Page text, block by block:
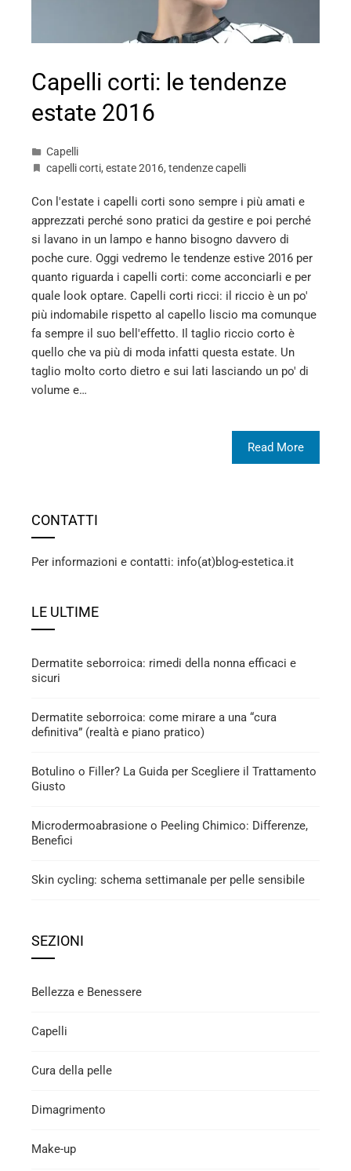
Capelli corti: le tendenze
estate 2016
Capelli
capelli corti, estate 2016, tendenze capelli
Con l'estate i capelli corti sono sempre i più amati e
apprezzati perché sono pratici da gestire e poi perché
si lavano in un lampo e hanno bisogno davvero di
poche cure. Oggi vedremo le tendenze estive 2016 per
quanto riguarda i capelli corti: come acconciarli e per
quale look optare. Capelli corti ricci: il riccio è un po'
più indomabile rispetto al capello liscio ma comunque
fa sempre il suo bell'effetto. Il taglio riccio corto è
quello che va più di moda infatti questa estate. Un
taglio molto corto dietro e sui lati lasciando un po' di
volume e…
Read More
CONTATTI
Per informazioni e contatti: info(at)blog-estetica.it
LE ULTIME
Dermatite seborroica: rimedi della nonna efficaci e
sicuri
Dermatite seborroica: come mirare a una “cura
definitiva” (realtà e piano pratico)
Botulino o Filler? La Guida per Scegliere il Trattamento
Giusto
Microdermoabrasione o Peeling Chimico: Differenze,
Benefici
Skin cycling: schema settimanale per pelle sensibile
SEZIONI
Bellezza e Benessere
Capelli
Cura della pelle
Dimagrimento
Make-up